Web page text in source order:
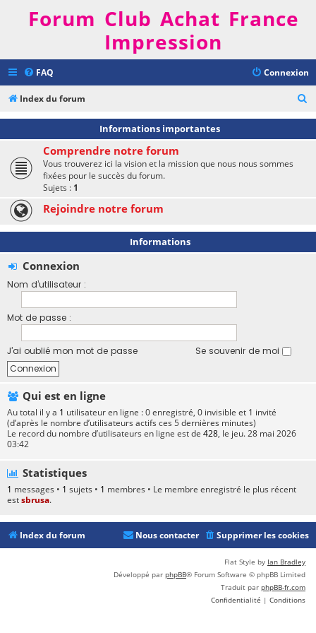
Forum Club Achat France
Impression
FAQ Connexion
Index du forum
e
Informations importantes
Comprendre notre forum
Vous trouverez ici la vision et la mission que nous nous sommes
fixées pour le succès du forum.
Sujets : 1
Rejoindre notre forum
Informations
Connexion
Nom d’utilisateur :
Mot de passe :
J’ai oublié mon mot de passe Se souvenir de moi
Qui est en ligne
Au total il y a 1 utilisateur en ligne : 0 enregistré, 0 invisible et 1 invité
(d’après le nombre d’utilisateurs actifs ces 5 dernières minutes)
Le record du nombre d’utilisateurs en ligne est de 428, le jeu. 28 mai 2026
03:42
Statistiques
1 messages • 1 sujets • 1 membres • Le membre enregistré le plus récent
estsbrusa.
Index du forum Supprimer les cookies
Nous contacter
Flat Style by Ian Bradley
Développé par phpBB® Forum Software © phpBB Limited
Traduit par phpBB-fr.com
Confidentialité | Conditions